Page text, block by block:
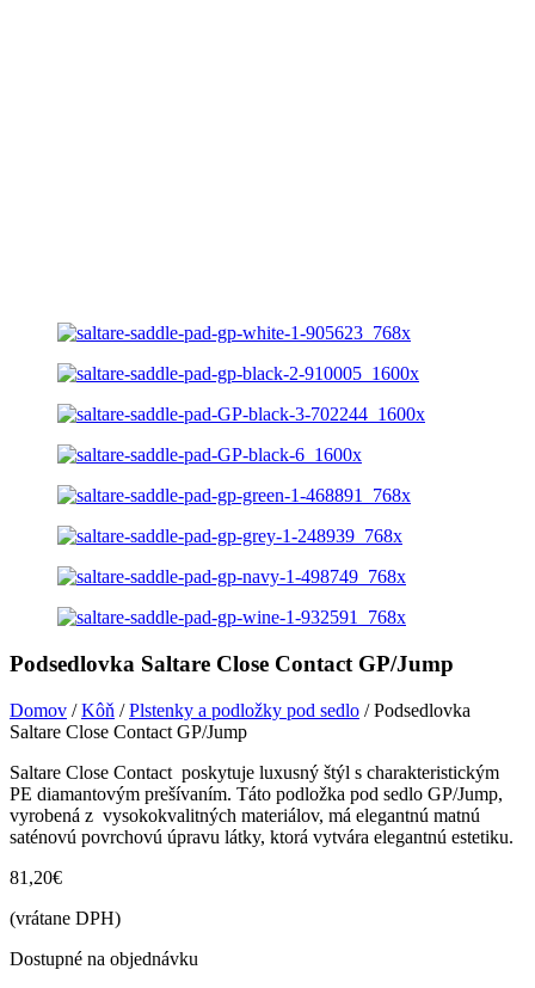
Podsedlovka Saltare Close Contact GP/Jump
Domov /Kôň /Plstenky a podložky pod sedlo / Podsedlovka
Saltare Close Contact GP/Jump
Saltare Close Contact poskytuje luxusný štýl s charakteristickým
PE diamantovým prešívaním. Táto podložka pod sedlo GP/Jump,
vyrobená z vysokokvalitných materiálov, má elegantnú matnú
saténovú povrchovú úpravu látky, ktorá vytvára elegantnú estetiku.
81,20€
(vrátane DPH)
Dostupné na objednávku